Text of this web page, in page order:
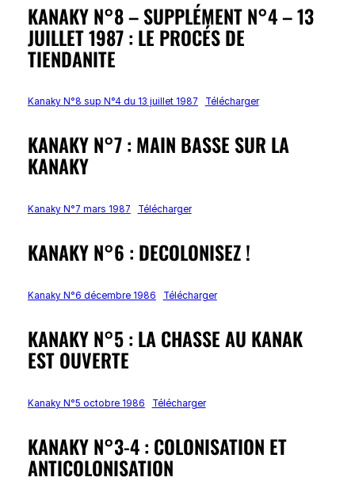
KANAKY N°8 – SUPPLÉMENT N°4 – 13
JUILLET 1987 : LE PROCÉS DE
TIENDANITE
Kanaky N°8 sup N°4 du 13 juillet 1987 Télécharger
KANAKY N°7 : MAIN BASSE SUR LA
KANAKY
Kanaky N°7 mars 1987 Télécharger
KANAKY N°6 : DECOLONISEZ !
Kanaky N°6 décembre 1986 Télécharger
KANAKY N°5 : LA CHASSE AU KANAK
EST OUVERTE
Kanaky N°5 octobre 1986 Télécharger
KANAKY N°3-4 : COLONISATION ET
ANTICOLONISATION